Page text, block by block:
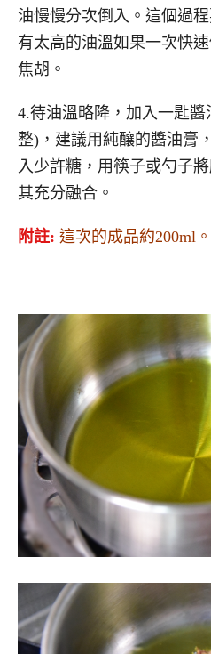
油慢慢分次倒入。這個過
有太高的油溫如果一次快
焦胡。
4.待油溫略降，加入一匙
整)，建議用純釀的醬油膏
入少許糖，用筷子或勺子
其充分融合。
附註: 這次的成品約200ml。